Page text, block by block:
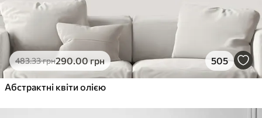
483.33грн290.00грн 505
Абстрактні квіти олією